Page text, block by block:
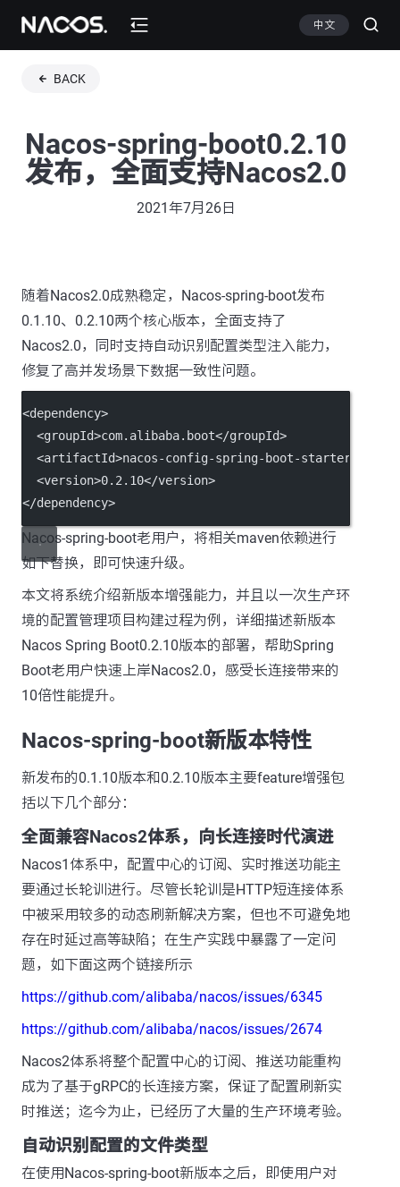
中文
BACK
Nacos-spring-boot0.2.10
发布，全面支持Nacos2.0
2021年7月26日
随着Nacos2.0成熟稳定，Nacos-spring-boot发布
0.1.10、0.2.10两个核心版本，全面支持了
Nacos2.0，同时支持自动识别配置类型注入能力，
修复了高并发场景下数据一致性问题。
<dependency>
<groupId>com.alibaba.boot</groupId>
<artifactId>nacos-config-spring- boot-starter
<version>0.2 . 10</version>
</dependency>
Nacos-spring-boot老用户，将相关maven依赖进行
如下替换，即可快速升级。
本文将系统介绍新版本增强能力，并且以一次生产环
境的配置管理项目构建过程为例，详细描述新版本
Nacos Spring Boot0.2.10版本的部署，帮助Spring
Boot老用户快速上岸Nacos2.0，感受长连接带来的
10倍性能提升。
Nacos-spring-boot新版本特性
新发布的0.1.10版本和0.2.10版本主要feature增强包
括以下几个部分：
全面兼容Nacos2体系，向长连接时代演进
Nacos1体系中，配置中心的订阅、实时推送功能主
要通过长轮训进行。尽管长轮训是HTTP短连接体系
中被采用较多的动态刷新解决方案，但也不可避免地
存在时延过高等缺陷；在生产实践中暴露了一定问
题，如下面这两个链接所示
https://github.com/alibaba/nacos/issues/6345
https://github.com/alibaba/nacos/issues/2674
Nacos2体系将整个配置中心的订阅、推送功能重构
成为了基于gRPC的长连接方案，保证了配置刷新实
时推送；迄今为止，已经历了大量的生产环境考验。
自动识别配置的文件类型
在使用Nacos-spring-boot新版本之后，即使用户对